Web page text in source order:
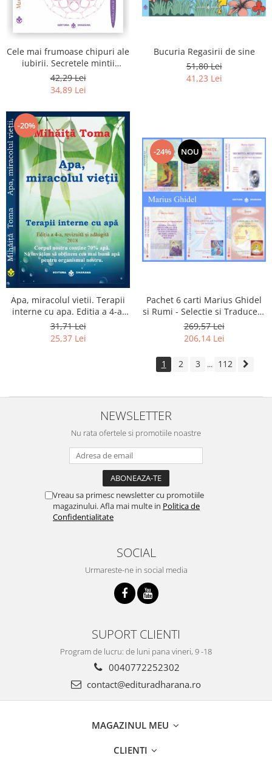
Cele mai frumoase chipuri ale
iubirii. Secretele mintii
omenesti in opera marelui
initiat, Rumi
42,29 Lei
34,89 Lei
Bucuria Regasirii de sine
51,80 Lei
41,23 Lei
-20%
Apa, miracolul vietii. Terapii
interne cu apa. Editia a 4-a,
revizuita si adaugita.
31,71 Lei
25,37 Lei
-24% NOU
Pachet 6 carti Marius Ghidel
si Rumi - Selectie si Traducere
de Marius Ghidel
269,57 Lei
206,14 Lei
1 2 3 ... 112
NEWSLETTER
Nu rata ofertele si promotiile noastre
Vreau sa primesc newsletter cu promotiile
magazinului. Afla mai multe in Politica de
Confidentialitate
SOCIAL
Urmareste-ne in social media
SUPORT CLIENTI
Program de lucru: de luni pana vineri, 9 -18
0040772252302
contact@edituradharana.ro
MAGAZINUL MEU
CLIENTI